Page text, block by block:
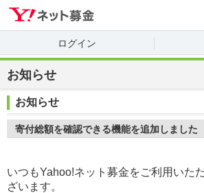
ログイン
お知らせ
お知らせ
寄付総額を確認できる機能を追加しました
いつもYahoo!ネット募金をご利用いた
ざいます。